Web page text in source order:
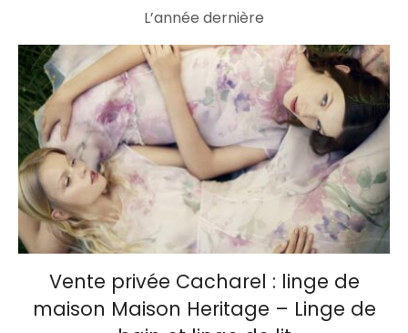
L’année dernière
Vente privée Cacharel : linge de
maison Maison Heritage – Linge de